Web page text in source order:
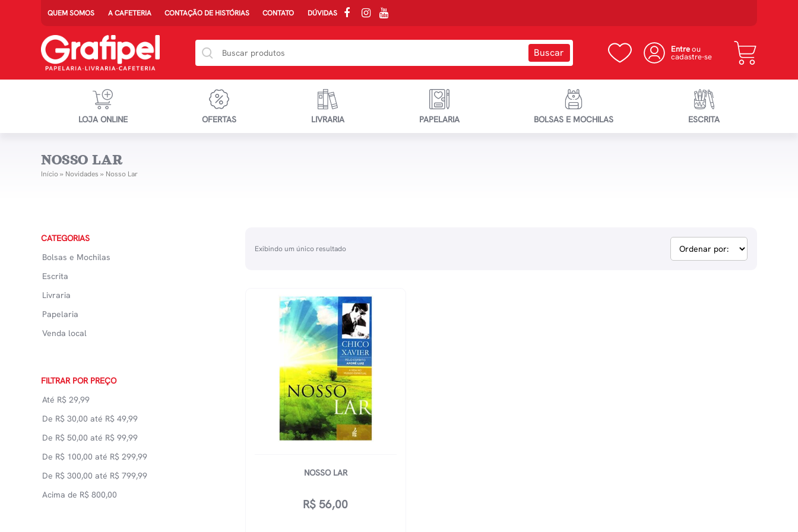
QUEM SOMOS A CAFETERIA CONTAÇÃO DE HISTÓRIAS CONTATO DÚVIDAS
Entreou
cadastre-se
LOJA ONLINE OFERTAS LIVRARIA PAPELARIA BOLSAS E MOCHILAS ESCRITA
NOSSO LAR
Início» Novidades » Nosso Lar
CATEGORIAS
Bolsas e Mochilas
Escrita
Livraria
Papelaria
Venda local
FILTRAR POR PREÇO
Até R$ 29,99
De R$ 30,00 até R$ 49,99
De R$ 50,00 até R$ 99,99
De R$ 100,00 até R$ 299,99
De R$ 300,00 até R$ 799,99
Acima de R$ 800,00
Exibindo um único resultado
NOSSO LAR
R$ 56,00